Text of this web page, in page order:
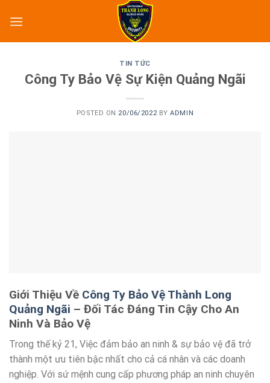
TIN TỨC
Công Ty Bảo Vệ Sự Kiện Quảng Ngãi
POSTED ON 20/06/2022 BYADMIN
Giới Thiệu Về Công Ty Bảo Vệ Thành Long
Quảng Ngãi – Đối Tác Đáng Tin Cậy Cho An
Ninh Và Bảo Vệ
Trong thế kỷ 21, Việc đảm bảo an ninh & sự bảo vệ đã trở
thành một ưu tiên bậc nhất cho cả cá nhân và các doanh
nghiệp. Với sứ mệnh cung cấp phương pháp an ninh chuyên